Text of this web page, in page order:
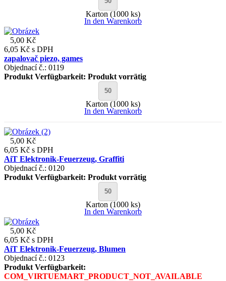
Karton (1000 ks)
In den Warenkorb
5,00 Kč
6,05 Kč s DPH
zapalovač piezo, games
Objednací č.: 0119
Produkt Verfügbarkeit: Produkt vorrätig
Karton (1000 ks)
In den Warenkorb
5,00 Kč
6,05 Kč s DPH
AiT Elektronik-Feuerzeug, Graffiti
Objednací č.: 0120
Produkt Verfügbarkeit: Produkt vorrätig
Karton (1000 ks)
In den Warenkorb
5,00 Kč
6,05 Kč s DPH
AiT Elektronik-Feuerzeug, Blumen
Objednací č.: 0123
Produkt Verfügbarkeit:
COM_VIRTUEMART_PRODUCT_NOT_AVAILABLE